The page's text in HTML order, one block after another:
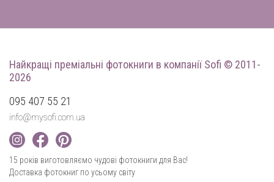
Найкращі преміальні фотокниги в компанії Sofi © 2011-
2026
095 407 55 21
info@mysofi.com.ua
15 років виготовляємо чудові фотокниги для Вас!
Доставка фотокниг по усьому світу